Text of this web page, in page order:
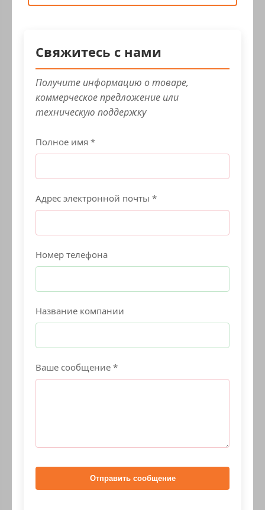
Свяжитесь с нами
Получите информацию о товаре,
коммерческое предложение или
техническую поддержку
Полное имя *
Адрес электронной почты *
Номер телефона
Название компании
Ваше сообщение *
Отправить сообщение